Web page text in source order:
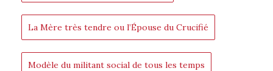
La Mère très tendre ou l’Épouse du Crucifié
Modèle du militant social de tous les temps